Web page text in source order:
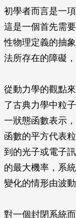
初學者而言是一
這是一個首先需
性物理定義的抽
法所存在的障礙
從動力學的觀點
了古典力學中粒
一狀態函數表示
函數的平方代表
到的光子或電子
的最大機率，系
變化的情形由波動
對一個封閉系統